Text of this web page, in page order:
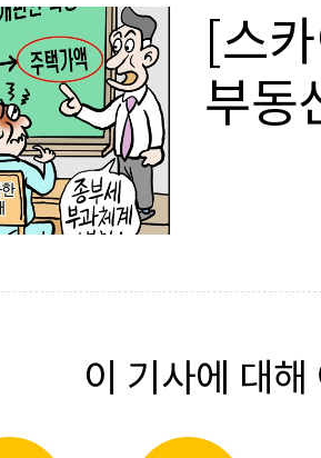
[스
부동
이 기사에 대